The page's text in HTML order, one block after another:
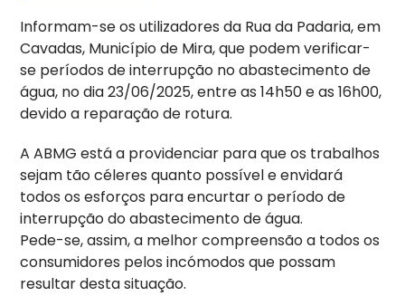
Informam-se os utilizadores da Rua da Padaria, em
Cavadas, Município de Mira, que podem verificar-
se períodos de interrupção no abastecimento de
água, no dia 23/06/2025, entre as 14h50 e as 16h00,
devido a reparação de rotura.
A ABMG está a providenciar para que os trabalhos
sejam tão céleres quanto possível e envidará
todos os esforços para encurtar o período de
interrupção do abastecimento de água.
Pede-se, assim, a melhor compreensão a todos os
consumidores pelos incómodos que possam
resultar desta situação.